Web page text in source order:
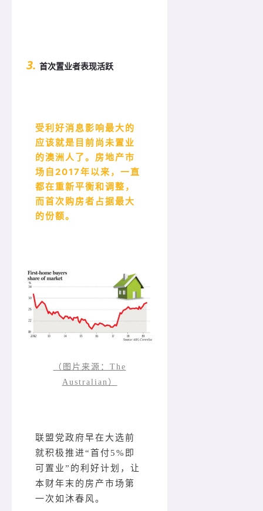
3. 首次置业者表现活跃
受利好消息影响最大的
应该就是目前尚未置业
的澳洲人了。房地产市
场自2017年以来，一直
都在重新平衡和调整，
而首次购房者占据最大
的份额。
（图片来源：The
Australian）
联盟党政府早在大选前
就积极推进“首付5%即
可置业”的利好计划，让
本财年末的房产市场第
一次如沐春风。